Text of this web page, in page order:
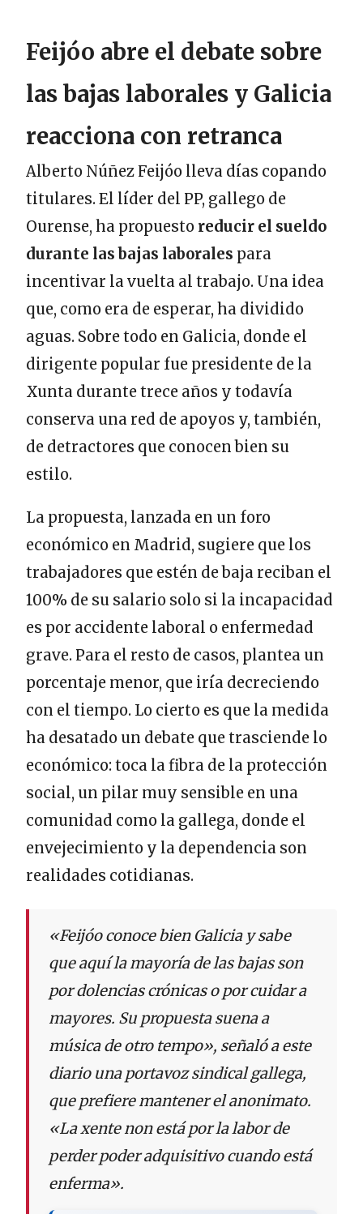
Feijóo abre el debate sobre
las bajas laborales y Galicia
reacciona con retranca
Alberto Núñez Feijóo lleva días copando
titulares. El líder del PP, gallego de
Ourense, ha propuesto reducir el sueldo
durante las bajas laborales para
incentivar la vuelta al trabajo. Una idea
que, como era de esperar, ha dividido
aguas. Sobre todo en Galicia, donde el
dirigente popular fue presidente de la
Xunta durante trece años y todavía
conserva una red de apoyos y, también,
de detractores que conocen bien su
estilo.
La propuesta, lanzada en un foro
económico en Madrid, sugiere que los
trabajadores que estén de baja reciban el
100% de su salario solo si la incapacidad
es por accidente laboral o enfermedad
grave. Para el resto de casos, plantea un
porcentaje menor, que iría decreciendo
con el tiempo. Lo cierto es que la medida
ha desatado un debate que trasciende lo
económico: toca la fibra de la protección
social, un pilar muy sensible en una
comunidad como la gallega, donde el
envejecimiento y la dependencia son
realidades cotidianas.
«Feijóo conoce bien Galicia y sabe
que aquí la mayoría de las bajas son
por dolencias crónicas o por cuidar a
mayores. Su propuesta suena a
música de otro tempo», señaló a este
diario una portavoz sindical gallega,
que prefiere mantener el anonimato.
«La xente non está por la labor de
perder poder adquisitivo cuando está
enferma».